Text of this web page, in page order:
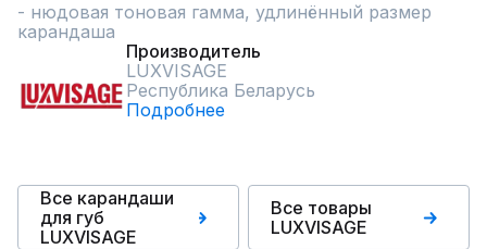
- нюдовая тоновая гамма, удлинённый размер
карандаша
Производитель
LUXVISAGE
Республика Беларусь
Подробнее
Все карандаши
для губ
LUXVISAGE
Все товары
LUXVISAGE